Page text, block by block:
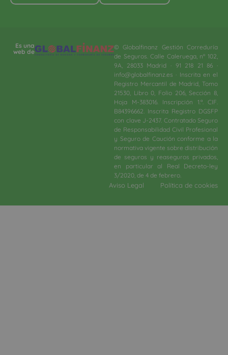
Es una
web de
© Globalfinanz Gestión Correduría
de Seguros. Calle Caleruega, nº 102,
9A, 28033 Madrid · 91 218 21 86 ·
info@globalfinanz.es · Inscrita en el
Registro Mercantil de Madrid, Tomo
21530, Libro 0, Folio 206, Sección 8,
Hoja M-383016. Inscripción 1.ª. CIF.
B84396662. Inscrita Registro DGSFP
con clave J-2437. Contratado Seguro
de Responsabilidad Civil Profesional
y Seguro de Caución conforme a la
normativa vigente sobre distribución
de seguros y reaseguros privados,
en particular al Real Decreto-ley
3/2020, de 4 de febrero.​
Aviso Legal Política de cookies